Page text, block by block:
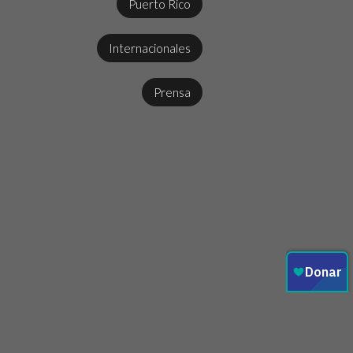
Puerto Rico
Internacionales
Prensa